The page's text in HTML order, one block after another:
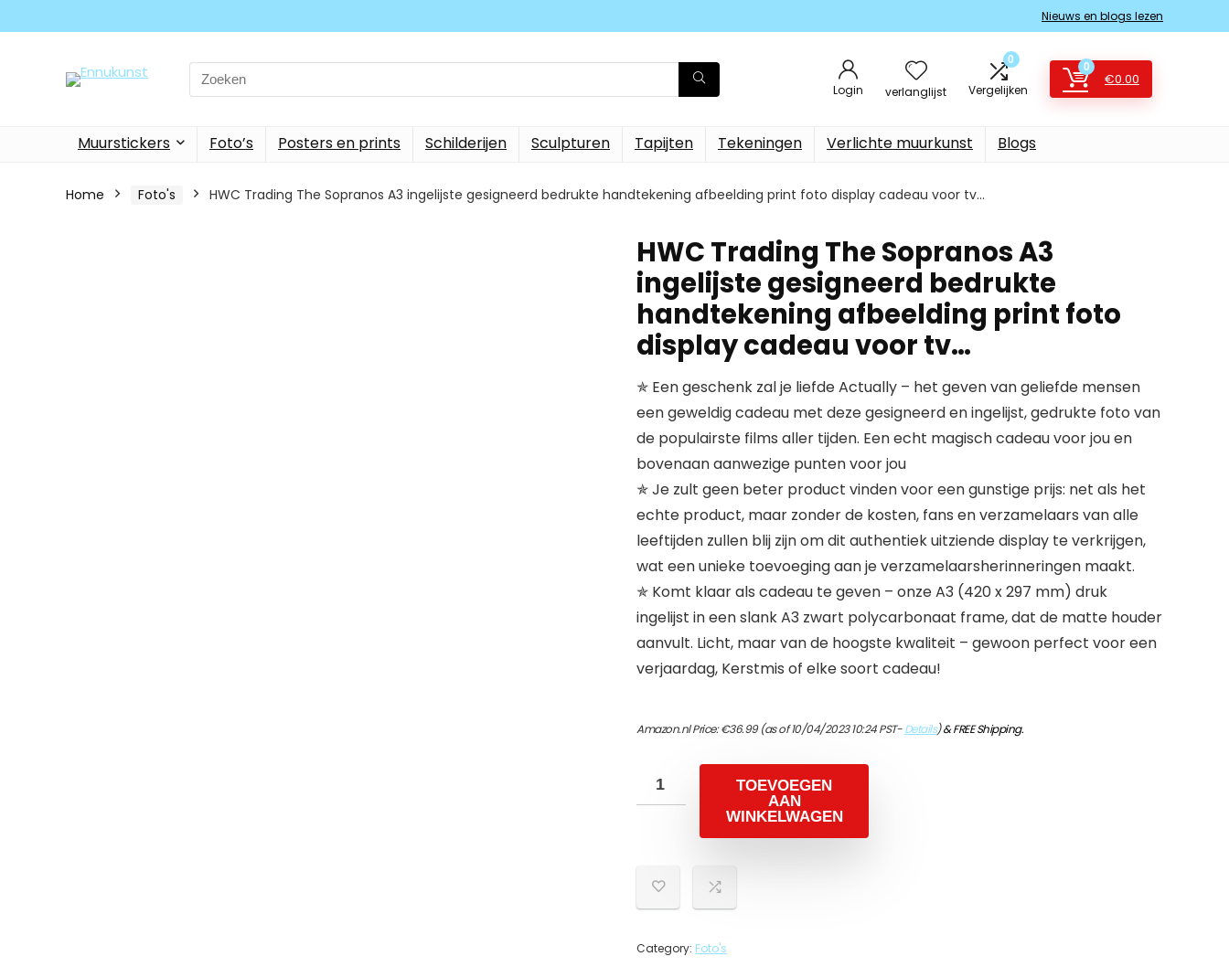
Nieuws en blogs lezen
Search
for:
Login verlanglijst
0
Vergelijken
0
€0.00
Muurstickers Foto’s Posters en prints Schilderijen Sculpturen Tapijten Tekeningen Verlichte muurkunst Blogs
Home Foto's HWC Trading The Sopranos A3 ingelijste gesigneerd bedrukte handtekening afbeelding print foto display cadeau voor tv…
HWC Trading The Sopranos A3
ingelijste gesigneerd bedrukte
handtekening afbeelding print foto
display cadeau voor tv…
✯ Een geschenk zal je liefde Actually – het geven van geliefde mensen
een geweldig cadeau met deze gesigneerd en ingelijst, gedrukte foto van
de populairste films aller tijden. Een echt magisch cadeau voor jou en
bovenaan aanwezige punten voor jou
✯ Je zult geen beter product vinden voor een gunstige prijs: net als het
echte product, maar zonder de kosten, fans en verzamelaars van alle
leeftijden zullen blij zijn om dit authentiek uitziende display te verkrijgen,
wat een unieke toevoeging aan je verzamelaarsherinneringen maakt.
✯ Komt klaar als cadeau te geven – onze A3 (420 x 297 mm) druk
ingelijst in een slank A3 zwart polycarbonaat frame, dat de matte houder
aanvult. Licht, maar van de hoogste kwaliteit – gewoon perfect voor een
verjaardag, Kerstmis of elke soort cadeau!
Amazon.nl Price:€36.99(as of 10/04/2023 10:24 PST-Details)&FREE Shipping.
TOEVOEGEN
AAN
WINKELWAGEN
Category: Foto's